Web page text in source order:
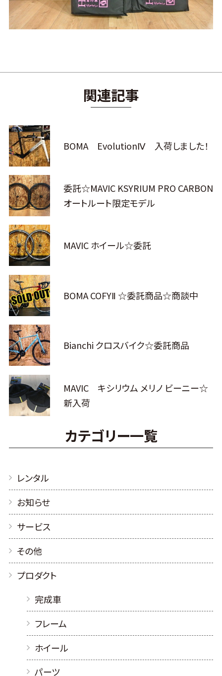
関連記事
BOMA EvolutionⅣ 入荷しました！
委託☆MAVIC KSYRIUM PRO CARBON
オートルート限定モデル
MAVIC ホイール☆委託
BOMA COFYⅡ ☆委託商品☆商談中
Bianchi クロスバイク☆委託商品
MAVIC キシリウム メリノ ビーニー☆
新入荷
カテゴリー一覧
レンタル
お知らせ
サービス
その他
プロダクト
完成車
フレーム
ホイール
パーツ